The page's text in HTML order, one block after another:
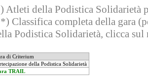
Atleti della Podistica Solidarietà
Classifica completa della gara
Podistica Solidarietà, clicca sul
di Criterium
della Podistica Solidarietà
TRAIL